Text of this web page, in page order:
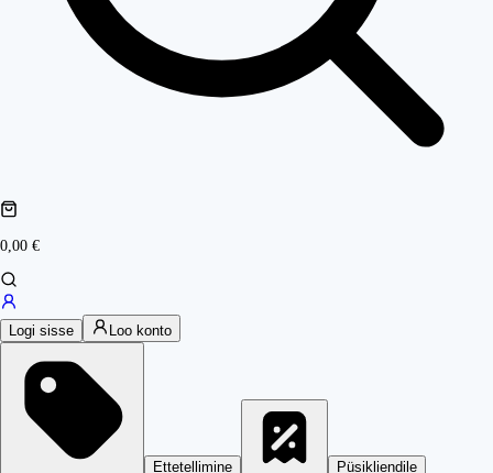
0,00 €
Logi sisse Loo konto
Ettetellimine
Püsikliendile